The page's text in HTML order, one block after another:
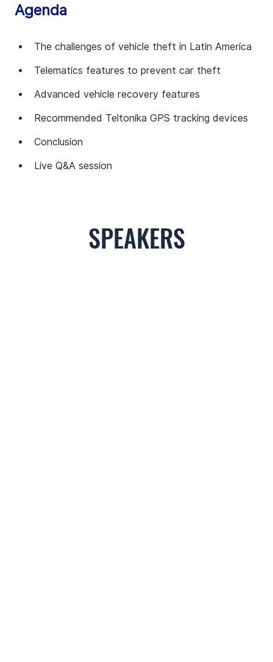
Agenda
The challenges of vehicle theft in Latin America
Telematics features to prevent car theft
Advanced vehicle recovery features
Recommended Teltonika GPS tracking devices
Conclusion
Live Q&A session
SPEAKERS